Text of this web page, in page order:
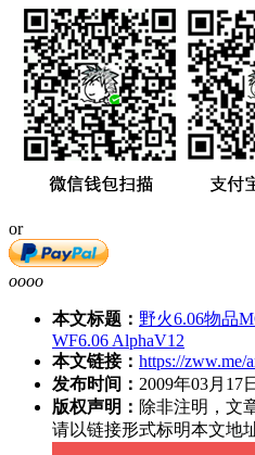
or
oooo
本文标题： 野火6.06物品
WF6.06 AlphaV12
本文链接： https://zww.me/
发布时间： 2009年03月17
版权声明： 除非注明，文
请以链接形式标明本文地